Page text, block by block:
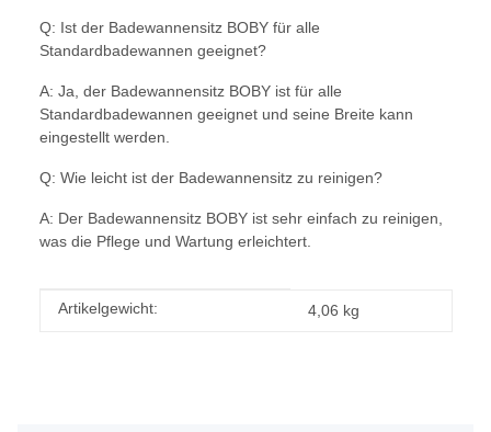
Q: Ist der Badewannensitz BOBY für alle
Standardbadewannen geeignet?
A: Ja, der Badewannensitz BOBY ist für alle
Standardbadewannen geeignet und seine Breite kann
eingestellt werden.
Q: Wie leicht ist der Badewannensitz zu reinigen?
A: Der Badewannensitz BOBY ist sehr einfach zu reinigen,
was die Pflege und Wartung erleichtert.
Produkteigenschaft
Wert
Artikelgewicht: 4,06 kg